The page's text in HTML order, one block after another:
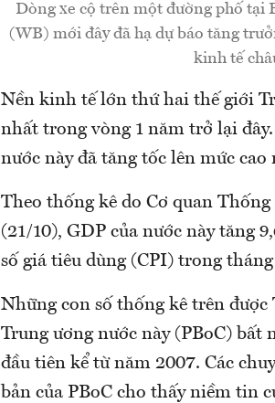
Dòng xe cộ trên một đường phố tại
(WB) mới đây đã hạ dự báo tăng
kinh tế
Nền kinh tế lớn thứ hai thế giới
nhất trong vòng 1 năm trở lại
nước này đã tăng tốc lên mức
Theo thống kê do Cơ quan
(21/10), GDP của nước này tăng
số giá tiêu dùng (CPI) trong
Những con số thống kê trên được
Trung ương nước này (PBoC) bất
đầu tiên kể từ năm 2007. Các
bản của PBoC cho thấy niềm tin